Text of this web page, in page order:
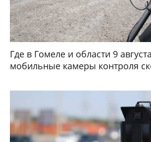
Где в Гомеле и области 9
мобильные камеры контроля